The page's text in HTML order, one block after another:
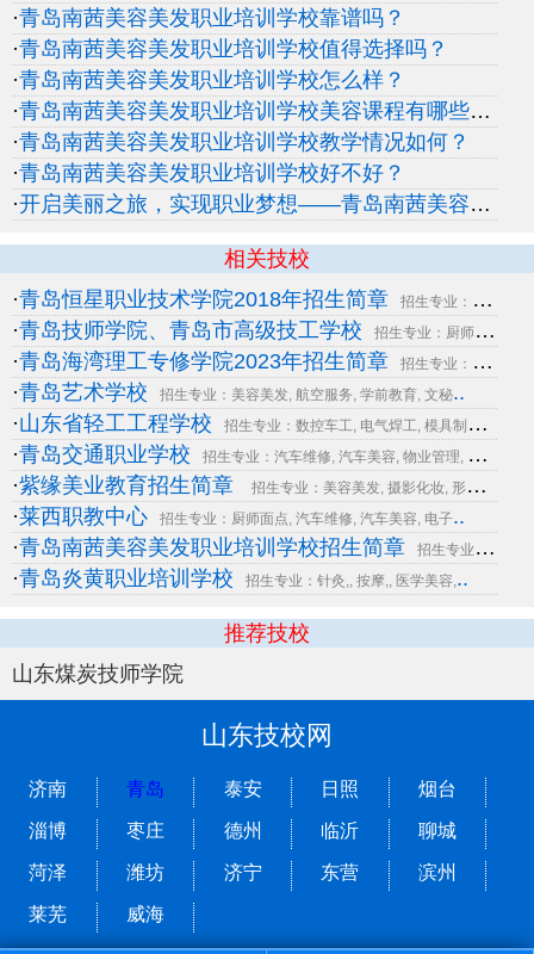
·青岛南茜美容美发职业培训学校靠谱吗？
·青岛南茜美容美发职业培训学校值得选择吗？
·青岛南茜美容美发职业培训学校怎么样？
·青岛南茜美容美发职业培训学校美容课程有哪些？
·青岛南茜美容美发职业培训学校教学情况如何？
·青岛南茜美容美发职业培训学校好不好？
·开启美丽之旅，实现职业梦想——青岛南茜美容美发职业培训学校
相关技校
·青岛恒星职业技术学院2018年招生简章 招生专业：数控车工, 电气自动化, 机电一体化,
·青岛技师学院、青岛市高级技工学校 招生专业：厨师面点, 数控车工, 电气焊工, 模具
·青岛海湾理工专修学院2023年招生简章 招生专业：数控车工, 电气焊工, 电子电工, 机电
·青岛艺术学校 招生专业：美容美发, 航空服务, 学前教育, 文秘..
·山东省轻工工程学校 招生专业：数控车工, 电气焊工, 模具制造, 电气
·青岛交通职业学校 招生专业：汽车维修, 汽车美容, 物业管理, 汽车
·紫缘美业教育招生简章 招生专业：美容美发, 摄影化妆, 形象设计, 摄影
·莱西职教中心 招生专业：厨师面点, 汽车维修, 汽车美容, 电子..
·青岛南茜美容美发职业培训学校招生简章 招生专业：美容美发, 摄影化妆
·青岛炎黄职业培训学校 招生专业：针灸,, 按摩,, 医学美容, ..
推荐技校
山东煤炭技师学院
山东技校网
济南 青岛 泰安 日照 烟台
淄博 枣庄 德州 临沂 聊城
菏泽 潍坊 济宁 东营 滨州
莱芜 威海